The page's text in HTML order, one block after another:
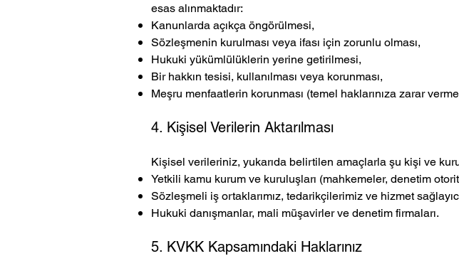
esas alınmaktadır:
Kanunlarda açıkça öngörülmesi,
Sözleşmenin kurulması veya ifası için zorunlu olması,
Hukuki yükümlülüklerin yerine getirilmesi,
Bir hakkın tesisi, kullanılması veya korunması,
Meşru menfaatlerin korunması (temel haklarınıza zarar
4. Kişisel Verilerin Aktarılması
Kişisel verileriniz, yukarıda belirtilen amaçlarla şu kişi ve
Yetkili kamu kurum ve kuruluşları (mahkemeler, denetim
Sözleşmeli iş ortaklarımız, tedarikçilerimiz ve hizmet
Hukuki danışmanlar, mali müşavirler ve denetim firmaları.
5. KVKK Kapsamındaki Haklarınız